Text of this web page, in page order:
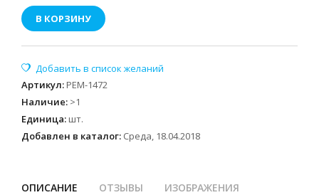
В КОРЗИНУ
Артикул: РЕМ-1472
Наличие: >1
Единица: шт.
Добавлен в каталог: Среда, 18.04.2018
ОПИСАНИЕ ОТЗЫВЫ ИЗОБРАЖЕНИЯ